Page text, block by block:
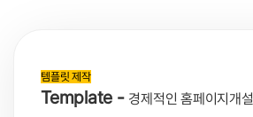
템플릿 제작
Template - 경제적인 홈페이지개설